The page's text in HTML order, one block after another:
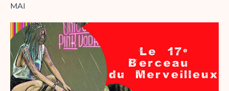
MAI